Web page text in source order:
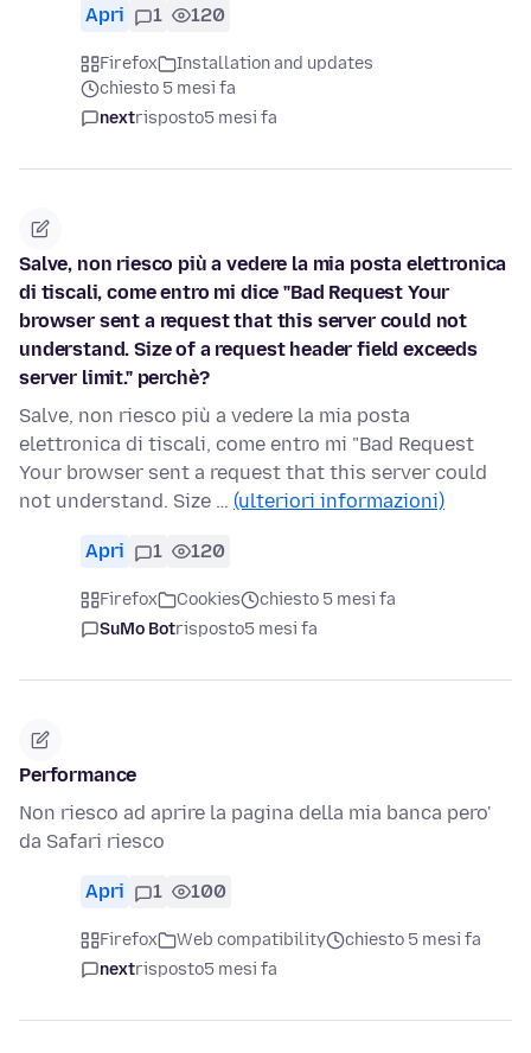
Apri 1 120
Firefox
Installation and updates
chiesto 5 mesi fa
nextrisposto5 mesi fa
Salve, non riesco più a vedere la mia posta elettronica
di tiscali, come entro mi dice "Bad Request Your
browser sent a request that this server could not
understand. Size of a request header field exceeds
server limit." perchè?
Salve, non riesco più a vedere la mia posta
elettronica di tiscali, come entro mi "Bad Request
Your browser sent a request that this server could
not understand. Size … (ulteriori informazioni)
Apri 1 120
Firefox Cookies
chiesto 5 mesi fa
SuMo Botrisposto5 mesi fa
Performance
Non riesco ad aprire la pagina della mia banca pero'
da Safari riesco
Apri 1 100
Firefox Web compatibility
chiesto 5 mesi fa
nextrisposto5 mesi fa